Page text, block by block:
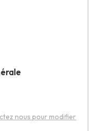
nous pour modifier